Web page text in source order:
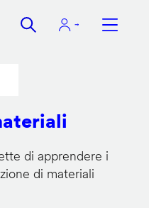
di apprendere i
di materiali